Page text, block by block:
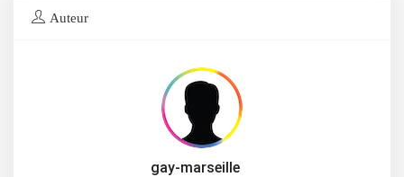
Auteur
gay-marseille